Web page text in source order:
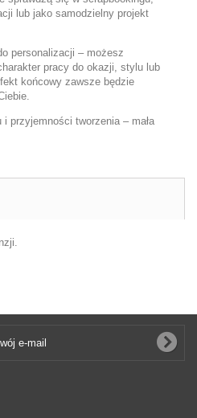
lub jako samodzielny projekt
personalizacji – możesz
pracy do okazji, stylu lub
końcowy zawsze będzie
przyjemności tworzenia – mała